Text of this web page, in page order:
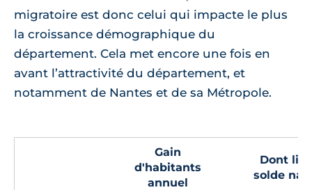
migratoire est donc celui qui impacte le plus
la croissance démographique du
département. Cela met encore une fois en
avant l’attractivité du département, et
notamment de Nantes et de sa Métropole.
Gain
d'habitants
annuel
Dont lié
solde